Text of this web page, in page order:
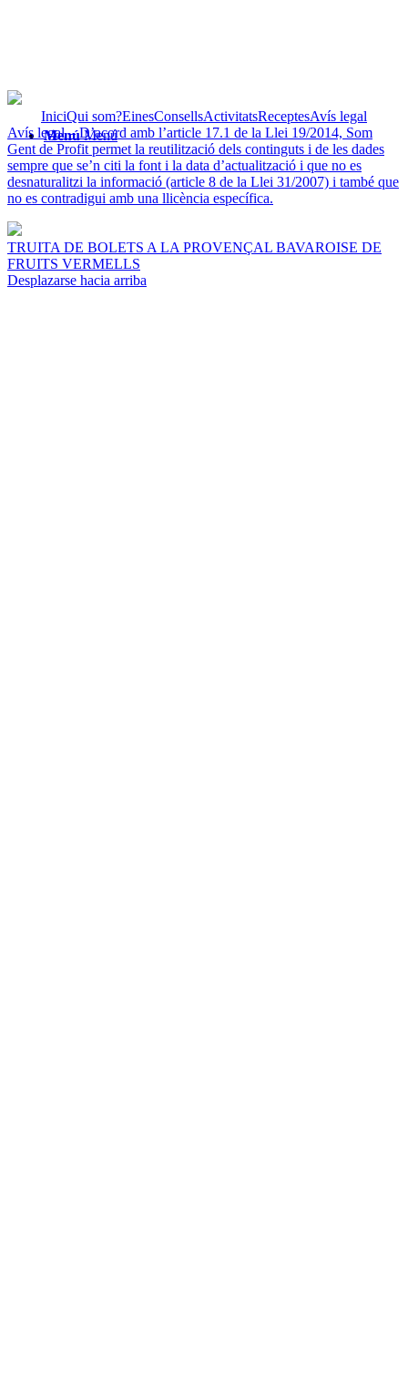
Menú Menú
IniciQui som?EinesConsellsActivitatsReceptesAvís legal
Avís legal – D’acord amb l’article 17.1 de la Llei 19/2014, Som
Gent de Profit permet la reutilització dels continguts i de les dades
sempre que se’n citi la font i la data d’actualització i que no es
desnaturalitzi la informació (article 8 de la Llei 31/2007) i també que
no es contradigui amb una llicència específica.
TRUITA DE BOLETS A LA PROVENÇAL BAVAROISE DE
FRUITS VERMELLS
Desplazarse hacia arriba